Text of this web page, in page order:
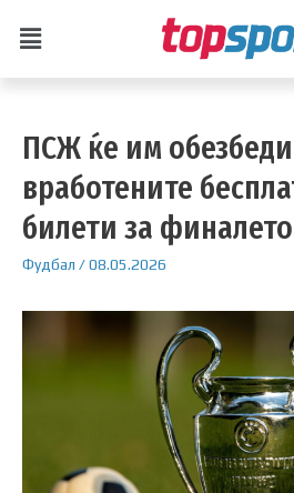
ПСЖ ќе им
вработените
билети за
Фудбал /08.05.2026